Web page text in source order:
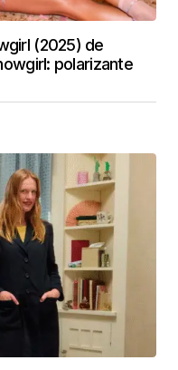
(2025) de
polarizante